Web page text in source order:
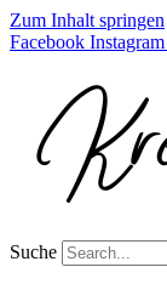
Zum Inhalt springen
Facebook Instagram
Suche